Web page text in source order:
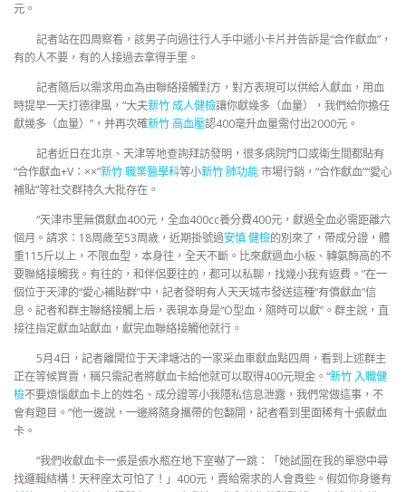
元。
記者站在四周察看，該男子向過往行人手中遞小卡片并告訴是“合作獻血”，
有的人不要，有的人接過去拿得手里。
記者隨后以需求用血為由聯絡接觸對方，對方表現可以供給人獻血，用血
時提早一天打德律風，“大夫新竹 成人健檢讓你獻幾多（血量），我們給你擔任
獻幾多（血量）”，并再次確新竹 高血壓認400毫升血量需付出2000元。
記者近日在北京、天津等地查詢拜訪發明，很多病院門口或衛生間都貼有
“合作獻血+V：××”新竹 職業醫學科等小新竹 肺功能市場行銷，“合作獻血”“愛心
補貼”等社交群持久大批存在。
“天津市里無償獻血400元，全血400cc養分費400元，獻過全血必需距離六
個月。請求：18周歲至53周歲，近期掛號過安慎 健檢的別來了，帶成分證，體
重115斤以上，不限血型，本身往，全天不斷。比來獻過血小板、轉氨酶高的不
要聯絡接觸我。有往的，和伴侶要往的，都可以私聊，找幾小我有返費。”在一
個位于天津的“愛心補貼群”中，記者發明有人天天城市發送這種“有償獻血”信
息。記者和群主聯絡接觸上后，表現本身是“O型血，隨時可以獻”。群主說，直
接往指定獻血站獻血，獻完血聯絡接觸他就行。
5月4日，記者離開位于天津塘沽的一家采血車獻血點四周，看到上述群主
正在等候買賣，稱只需記者將獻血卡給他就可以取得400元現金。“新竹 入職健
檢不要煩惱獻血卡上的姓名、成分證等小我隱私信息泄露，我們常做這事，不
會有題目。”他一邊說，一邊將隨身攜帶的包翻開，記者看到里面稀有十張獻血
卡。
“我們收獻血卡一張是張水瓶在地下室嚇了一跳：「她試圖在我的單戀中尋
找邏輯結構！天秤座太可怕了！」400元，賣給需求的人會貴些。假如你身邊有